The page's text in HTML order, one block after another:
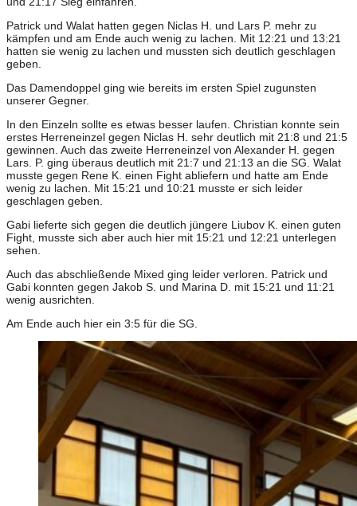
Patrick und Walat hatten gegen Niclas H. und Lars P. mehr zu
kämpfen und am Ende auch wenig zu lachen. Mit 12:21 und 13:21
hatten sie wenig zu lachen und mussten sich deutlich geschlagen
geben.
Das Damendoppel ging wie bereits im ersten Spiel zugunsten
unserer Gegner.
In den Einzeln sollte es etwas besser laufen. Christian konnte sein
erstes Herreneinzel gegen Niclas H. sehr deutlich mit 21:8 und 21:5
gewinnen. Auch das zweite Herreneinzel von Alexander H. gegen
Lars. P. ging überaus deutlich mit 21:7 und 21:13 an die SG. Walat
musste gegen Rene K. einen Fight abliefern und hatte am Ende
wenig zu lachen. Mit 15:21 und 10:21 musste er sich leider
geschlagen geben.
Gabi lieferte sich gegen die deutlich jüngere Liubov K. einen guten
Fight, musste sich aber auch hier mit 15:21 und 12:21 unterlegen
sehen.
Auch das abschließende Mixed ging leider verloren. Patrick und
Gabi konnten gegen Jakob S. und Marina D. mit 15:21 und 11:21
wenig ausrichten.
Am Ende auch hier ein 3:5 für die SG.